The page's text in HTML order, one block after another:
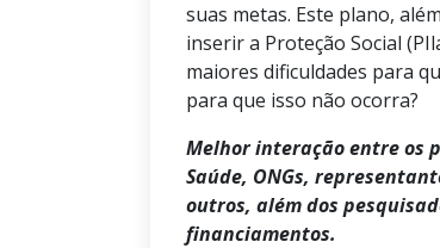
suas metas. Este plano,
inserir a Proteção Social
maiores dificuldades para
para que isso não ocorra?
Melhor interação entre os
Saúde, ONGs,
outros, além dos
financiamentos.